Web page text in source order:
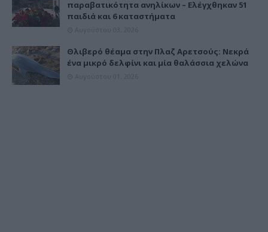
παραβατικότητα ανηλίκων – Ελέγχθηκαν 51
παιδιά και 6 καταστήματα
Θλιβερό θέαμα στην Πλαζ Αρετσούς: Νεκρά
ένα μικρό δελφίνι και μία θαλάσσια χελώνα